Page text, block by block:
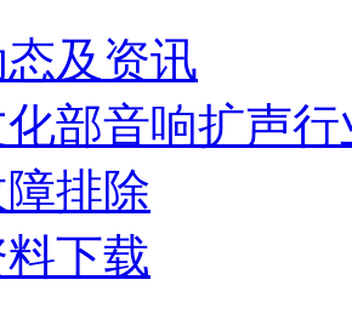
及资讯
化部音响扩声
排除
下载